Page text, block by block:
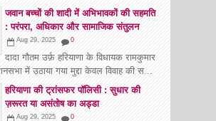
जवान बच्चों की शादी में अभिभावकों की सहमति
: परंपरा, अधिकार और सामाजिक संतुलन
Aug 29, 2025 0
दादा गौतम उर्फ़ हरियाणा के विधायक रामकुमार
में उठाया गया मुद्दा केवल विवाह की स...
हरियाणा की ट्रांसफर पॉलिसी : सुधार की
ज़रूरत या असंतोष का अड्डा
Aug 29, 2025 0